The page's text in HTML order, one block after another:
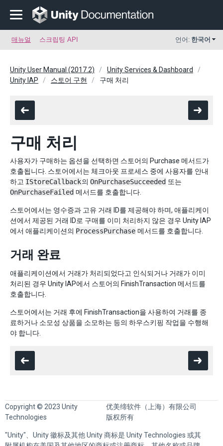
매뉴얼 스크립팅 API 언어: 한국어
Unity User Manual (2017.2)
Unity Services & Dashboard
Unity IAP
스토어 구현 구매 처리
구매 처리
사용자가 구매하는 옵션을 선택하면 스토어의 Purchase 메서드가
호출됩니다. 스토어에서는 체크아웃 프로세스 중에 사용자를 안내
하고 IStoreCallback의 OnPurchaseSucceeded 또는
OnPurchaseFailed 메서드를 호출합니다.
스토어에서는 영수증과 고유 거래 ID를 제공해야 하며, 애플리케이
션에서 제공된 거래 ID로 구매를 이미 처리하지 않은 경우 Unity IAP
에서 애플리케이션의 ProcessPurchase 메서드를 호출합니다.
거래 완료
애플리케이션에서 거래가 처리되었다고 인식되거나 거래가 이미
처리된 경우 Unity IAP에서 스토어의 FinishTransaction 메서드를
호출합니다.
스토어에서는 거래 후에 FinishTransaction을 사용하여 거래를 종
료하거나 소모성 상품을 소모하는 등의 하우스키핑 작업을 수행해
야 합니다.
Copyright © 2023 Unity
Technologies
优美缔软件（上海）有限公司
版权所有
"Unity"、Unity 徽标及其他 Unity 商标是 Unity Technologies 或其